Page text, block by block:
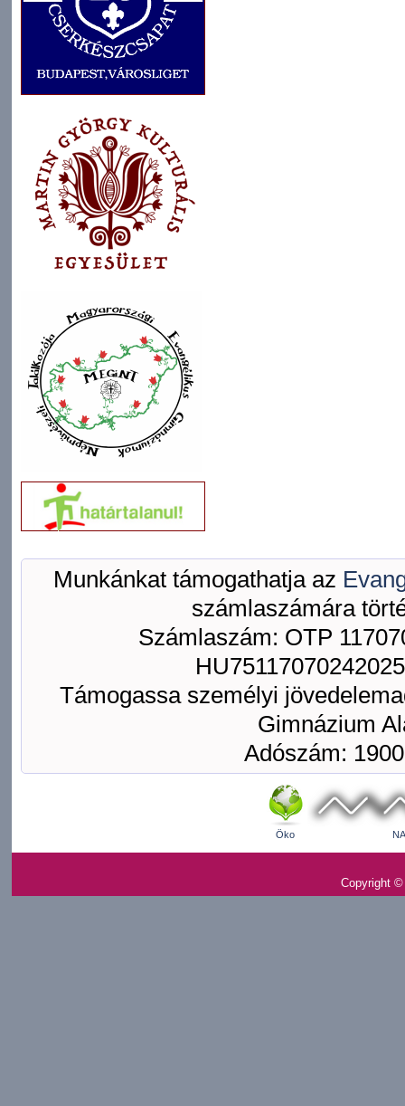
Munkánkat támogathatja az
számlaszámára
Számlaszám: OTP
Támogassa személyi
Gimnázium
Adószám:
Öko
Copyright